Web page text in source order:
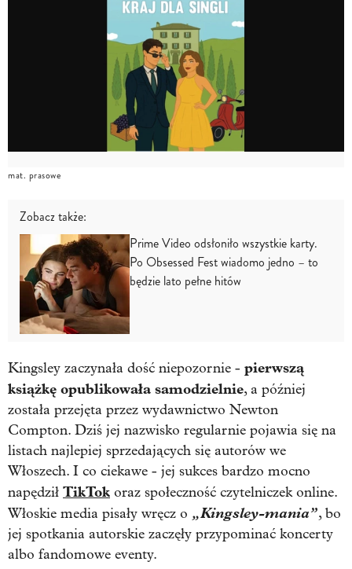
mat. prasowe
Zobacz także:
Prime Video odsłoniło wszystkie karty.
Po Obsessed Fest wiadomo jedno – to
będzie lato pełne hitów
Kingsley zaczynała dość niepozornie - pierwszą
książkę opublikowała samodzielnie, a później
została przejęta przez wydawnictwo Newton
Compton. Dziś jej nazwisko regularnie pojawia się na
listach najlepiej sprzedających się autorów we
Włoszech. I co ciekawe - jej sukces bardzo mocno
napędził TikTok oraz społeczność czytelniczek online.
Włoskie media pisały wręcz o „Kingsley-mania”, bo
jej spotkania autorskie zaczęły przypominać koncerty
albo fandomowe eventy.